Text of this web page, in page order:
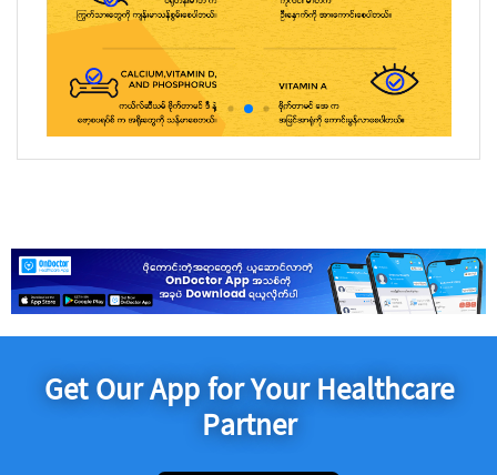
Get Our App for Your Healthcare
Partner